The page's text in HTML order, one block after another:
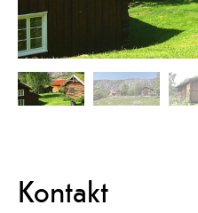
Kontakt